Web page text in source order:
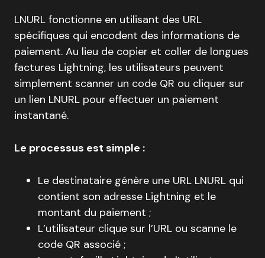
LNURL fonctionne en utilisant des URL
spécifiques qui encodent des informations de
paiement. Au lieu de copier et coller de longues
factures Lightning, les utilisateurs peuvent
simplement scanner un code QR ou cliquer sur
un lien LNURL pour effectuer un paiement
instantané.
Le processus est simple :
Le destinataire génère une URL LNURL qui
contient son adresse Lightning et le
montant du paiement ;
L’utilisateur clique sur l’URL ou scanne le
code QR associé ;